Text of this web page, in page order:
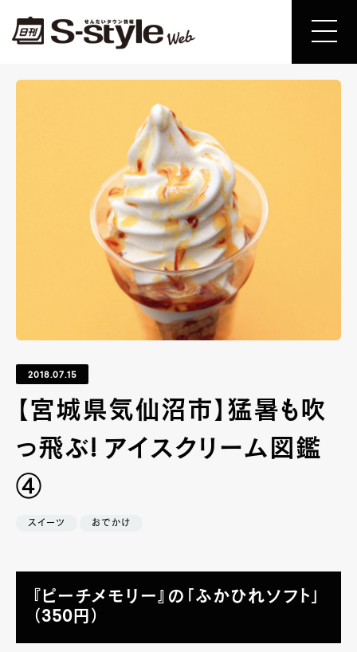
2018.07.15
【宮城県気仙沼市】猛暑も吹
っ飛ぶ! アイスクリーム図鑑
④
スイーツ おでかけ
『ピーチメモリー』の「ふかひれソフト」
（350円）